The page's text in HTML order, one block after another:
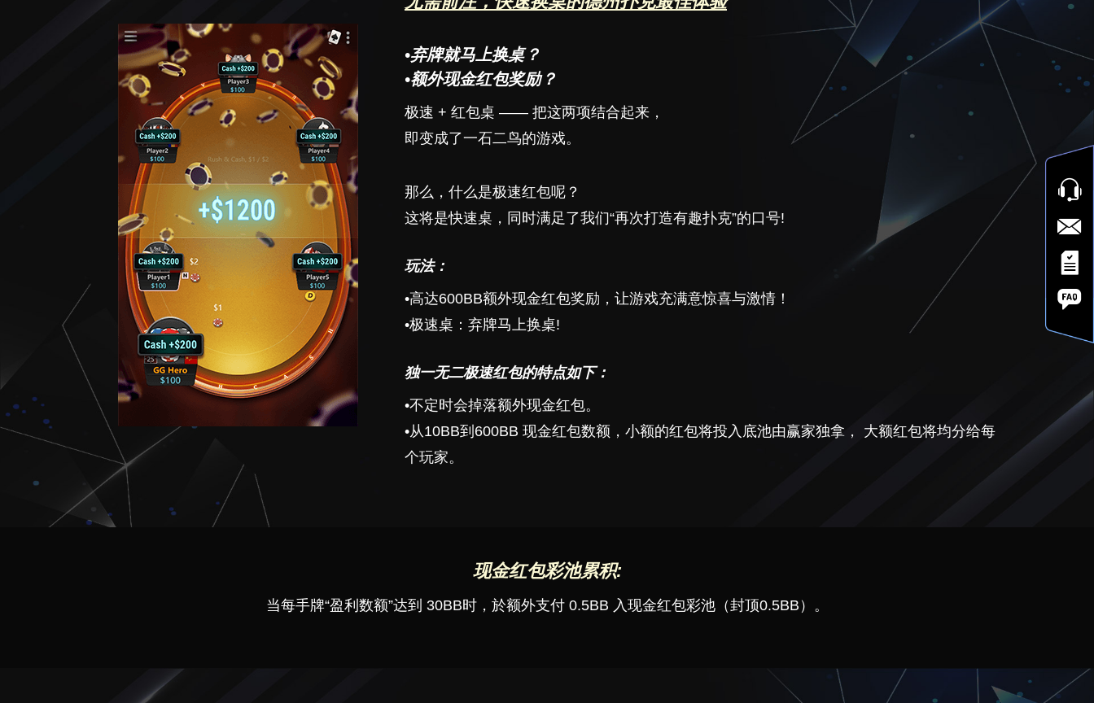
•弃牌就马上换桌？
•额外现金红包奖励？
极速 + 红包桌 —— 把这两项结合起来，
即变成了一石二鸟的游戏。
那么，什么是极速红包呢？
这将是快速桌，同时满足了我们“再次打造有趣扑克”的口号!
玩法：
•高达600BB额外现金红包奖励，让游戏充满意惊喜与激情！
•极速桌：弃牌马上换桌!
独一无二极速红包的特点如下：
•不定时会掉落额外现金红包。
•从10BB到600BB 现金红包数额，小额的红包将投入底池由赢家独拿， 大额红包将均分给每
个玩家。
现金红包彩池累积:
当每手牌“盈利数额”达到 30BB时，於额外支付 0.5BB 入现金红包彩池（封顶0.5BB）。